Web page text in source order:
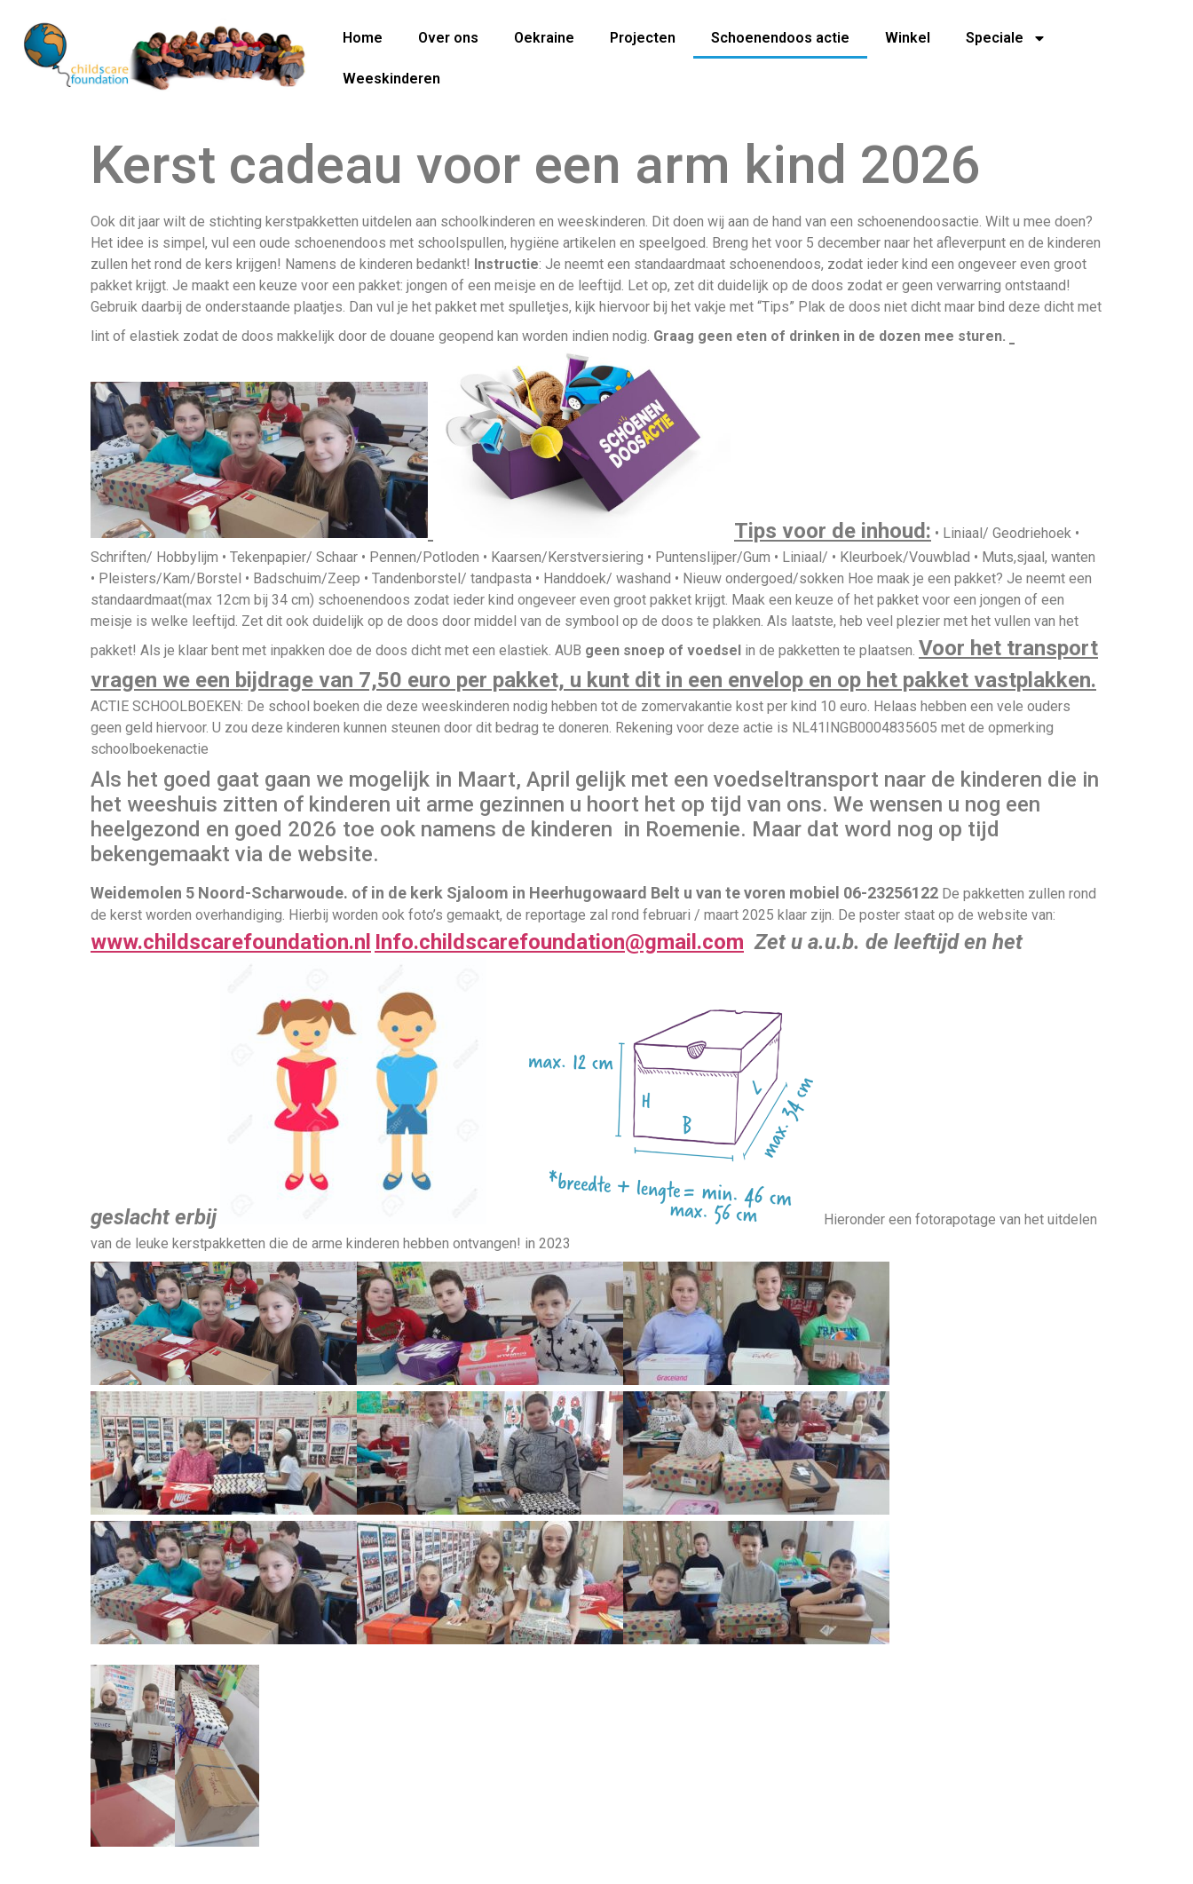
Home Over ons Oekraine Projecten Schoenendoos actie Winkel Speciale
Weeskinderen
Kerst cadeau voor een arm kind 2026
Ook dit jaar wilt de stichting kerstpakketten uitdelen aan schoolkinderen en weeskinderen. Dit doen wij aan de hand van een schoenendoosactie. Wilt u mee doen?
Het idee is simpel, vul een oude schoenendoos met schoolspullen, hygiëne artikelen en speelgoed. Breng het voor 5 december naar het afleverpunt en de kinderen
zullen het rond de kers krijgen! Namens de kinderen bedankt! Instructie: Je neemt een standaardmaat schoenendoos, zodat ieder kind een ongeveer even groot
pakket krijgt. Je maakt een keuze voor een pakket: jongen of een meisje en de leeftijd. Let op, zet dit duidelijk op de doos zodat er geen verwarring ontstaand!
Gebruik daarbij de onderstaande plaatjes. Dan vul je het pakket met spulletjes, kijk hiervoor bij het vakje met “Tips” Plak de doos niet dicht maar bind deze dicht met
lint of elastiek zodat de doos makkelijk door de douane geopend kan worden indien nodig. Graag geen eten of drinken in de dozen mee sturen.
Tips voor de inhoud: • Liniaal/ Geodriehoek •
Schriften/ Hobbylijm • Tekenpapier/ Schaar • Pennen/Potloden • Kaarsen/Kerstversiering • Puntenslijper/Gum • Liniaal/ • Kleurboek/Vouwblad • Muts,sjaal, wanten
• Pleisters/Kam/Borstel • Badschuim/Zeep • Tandenborstel/ tandpasta • Handdoek/ washand • Nieuw ondergoed/sokken Hoe maak je een pakket? Je neemt een
standaardmaat(max 12cm bij 34 cm) schoenendoos zodat ieder kind ongeveer even groot pakket krijgt. Maak een keuze of het pakket voor een jongen of een
meisje is welke leeftijd. Zet dit ook duidelijk op de doos door middel van de symbool op de doos te plakken. Als laatste, heb veel plezier met het vullen van het
pakket! Als je klaar bent met inpakken doe de doos dicht met een elastiek. AUB geen snoep of voedsel in de pakketten te plaatsen. Voor het transport
vragen we een bijdrage van 7,50 euro per pakket, u kunt dit in een envelop en op het pakket vastplakken.
ACTIE SCHOOLBOEKEN: De school boeken die deze weeskinderen nodig hebben tot de zomervakantie kost per kind 10 euro. Helaas hebben een vele ouders
geen geld hiervoor. U zou deze kinderen kunnen steunen door dit bedrag te doneren. Rekening voor deze actie is NL41INGB0004835605 met de opmerking
schoolboekenactie
Als het goed gaat gaan we mogelijk in Maart, April gelijk met een voedseltransport naar de kinderen die in
het weeshuis zitten of kinderen uit arme gezinnen u hoort het op tijd van ons. We wensen u nog een
heelgezond en goed 2026 toe ook namens de kinderen in Roemenie. Maar dat word nog op tijd
bekengemaakt via de website.
Weidemolen 5 Noord-Scharwoude. of in de kerk Sjaloom in Heerhugowaard Belt u van te voren mobiel 06-23256122 De pakketten zullen rond
de kerst worden overhandiging. Hierbij worden ook foto’s gemaakt, de reportage zal rond februari / maart 2025 klaar zijn. De poster staat op de website van:
www.childscarefoundation.nl Info.childscarefoundation@gmail.com Zet u a.u.b. de leeftijd en het
geslacht erbij
Hieronder een fotorapotage van het uitdelen
van de leuke kerstpakketten die de arme kinderen hebben ontvangen! in 2023